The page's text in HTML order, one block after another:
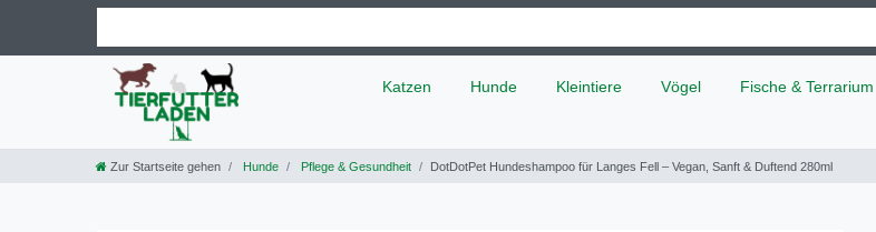
Katzen Hunde Kleintiere Vögel Fische & Terrarium
Zur Startseite gehen Hunde Pflege & Gesundheit DotDotPet Hundeshampoo für Langes Fell – Vegan, Sanft & Duftend 280ml